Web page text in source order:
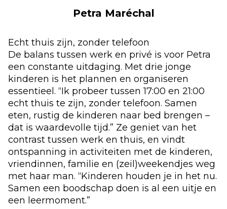
Petra Maréchal
Echt thuis zijn, zonder telefoon
De balans tussen werk en privé is voor Petra
een constante uitdaging. Met drie jonge
kinderen is het plannen en organiseren
essentieel. “Ik probeer tussen 17:00 en 21:00
echt thuis te zijn, zonder telefoon. Samen
eten, rustig de kinderen naar bed brengen –
dat is waardevolle tijd.” Ze geniet van het
contrast tussen werk en thuis, en vindt
ontspanning in activiteiten met de kinderen,
vriendinnen, familie en (zeil)weekendjes weg
met haar man. “Kinderen houden je in het nu.
Samen een boodschap doen is al een uitje en
een leermoment.”